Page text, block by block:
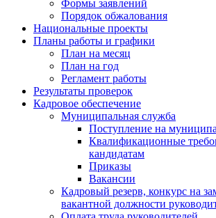
Формы заявлений
Порядок обжалования
Национальные проекты
Планы работы и графики
План на месяц
План на год
Регламент работы
Результаты проверок
Кадровое обеспечение
Муниципальная служба
Поступление на
Квалификационные
кандидатам
Приказы
Вакансии
Кадровый резерв, конкурс на
вакантной должности